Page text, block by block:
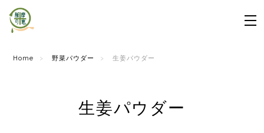
Home 野菜パウダー 生姜パウダー
生姜パウダー